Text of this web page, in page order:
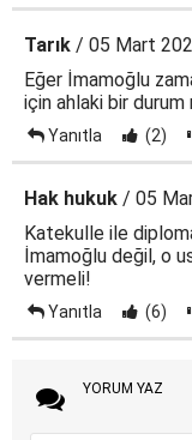
Tarık / 05 Mart
Eğer İmamoğlu
için ahlaki bir durum
Yanıtla (2)
Hak hukuk / 05
Katekulle ile
İmamoğlu değil, o
vermeli!
Yanıtla (6)
YORUM YAZ